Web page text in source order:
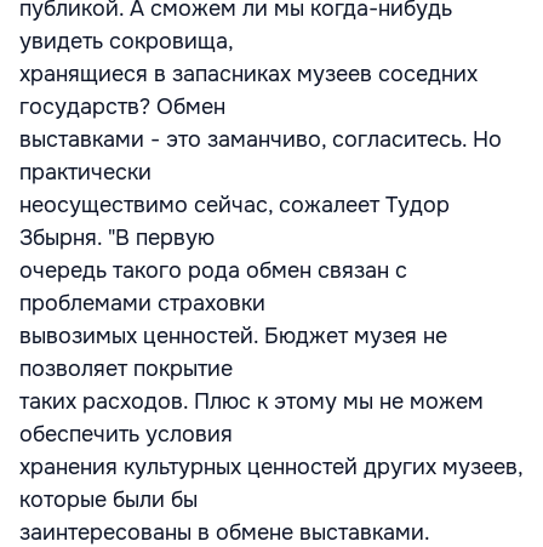
публикой. А сможем ли мы когда-нибудь
увидеть сокровища,
хранящиеся в запасниках музеев соседних
государств? Обмен
выставками - это заманчиво, согласитесь. Но
практически
неосуществимо сейчас, сожалеет Тудор
Збырня. "В первую
очередь такого рода обмен связан с
проблемами страховки
вывозимых ценностей. Бюджет музея не
позволяет покрытие
таких расходов. Плюс к этому мы не можем
обеспечить условия
хранения культурных ценностей других музеев,
которые были бы
заинтересованы в обмене выставками.